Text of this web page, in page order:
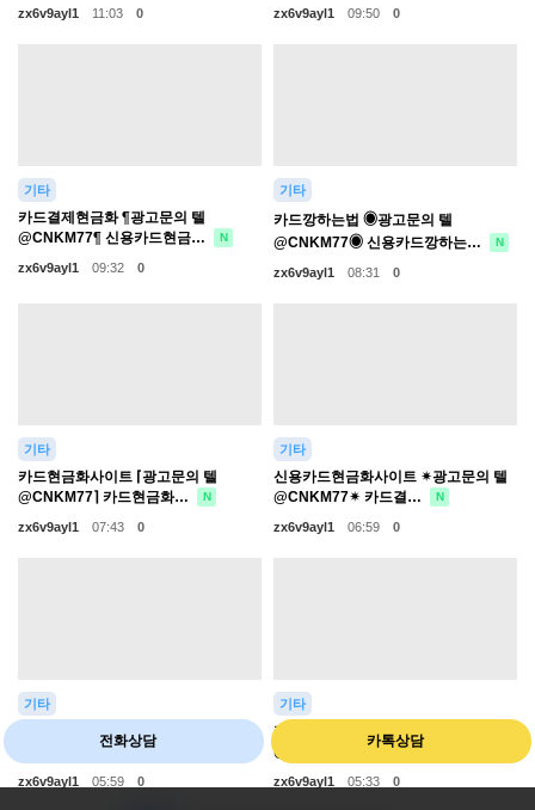
zx6v9ayl1 11:03 0 zx6v9ayl1 09:50 0
기타
카드결제현금화 ¶광고문의 텔
@CNKM77¶ 신용카드현금…
N
zx6v9ayl1 09:32 0
기타
카드깡하는법 ◉광고문의 텔
@CNKM77◉ 신용카드깡하는…
N
zx6v9ayl1 08:31 0
기타
카드현금화사이트 ⌈광고문의 텔
@CNKM77⌉ 카드현금화…
N
zx6v9ayl1 07:43 0
기타
신용카드현금화사이트 ✴광고문의 텔
@CNKM77✴ 카드결…
N
zx6v9ayl1 06:59 0
기타
카드현금화방법 -광고문의 텔
@CNKM77- 카드깡현금화…
zx6v9ayl1 05:59 0
기타
카드결제현금화 □광고문의 텔
@CNKM77□ 신용카드현금…
zx6v9ayl1 05:33 0
전화상담 카톡상담